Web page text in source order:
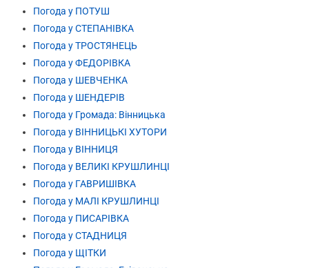
Погода у ПОТУШ
Погода у СТЕПАНІВКА
Погода у ТРОСТЯНЕЦЬ
Погода у ФЕДОРІВКА
Погода у ШЕВЧЕНКА
Погода у ШЕНДЕРІВ
Погода у Громада: Вінницька
Погода у ВІННИЦЬКІ ХУТОРИ
Погода у ВІННИЦЯ
Погода у ВЕЛИКІ КРУШЛИНЦІ
Погода у ГАВРИШІВКА
Погода у МАЛІ КРУШЛИНЦІ
Погода у ПИСАРІВКА
Погода у СТАДНИЦЯ
Погода у ЩІТКИ